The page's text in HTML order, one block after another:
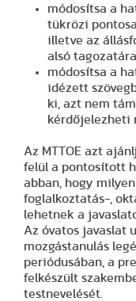
módosítsa a
tükrözi
illetve az
alsó
módosítsa a
idézett
ki, azt nem
kérdőjelezheti
Az MTTOE azt
felül a pontosított
abban, hogy
foglalkoztatás-,
lehetnek a
Az óvatos javaslat
mozgástanulás
periódusában, a
felkészült
testnevelését.